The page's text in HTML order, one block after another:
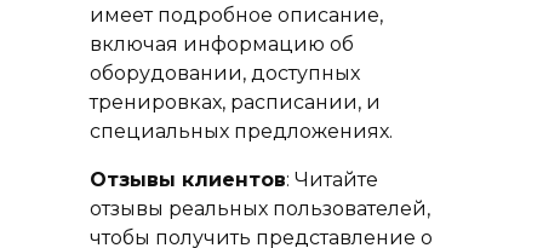
имеет подробное описание,
включая информацию об
оборудовании, доступных
тренировках, расписании, и
специальных предложениях.
Отзывы клиентов: Читайте
отзывы реальных пользователей,
чтобы получить представление о